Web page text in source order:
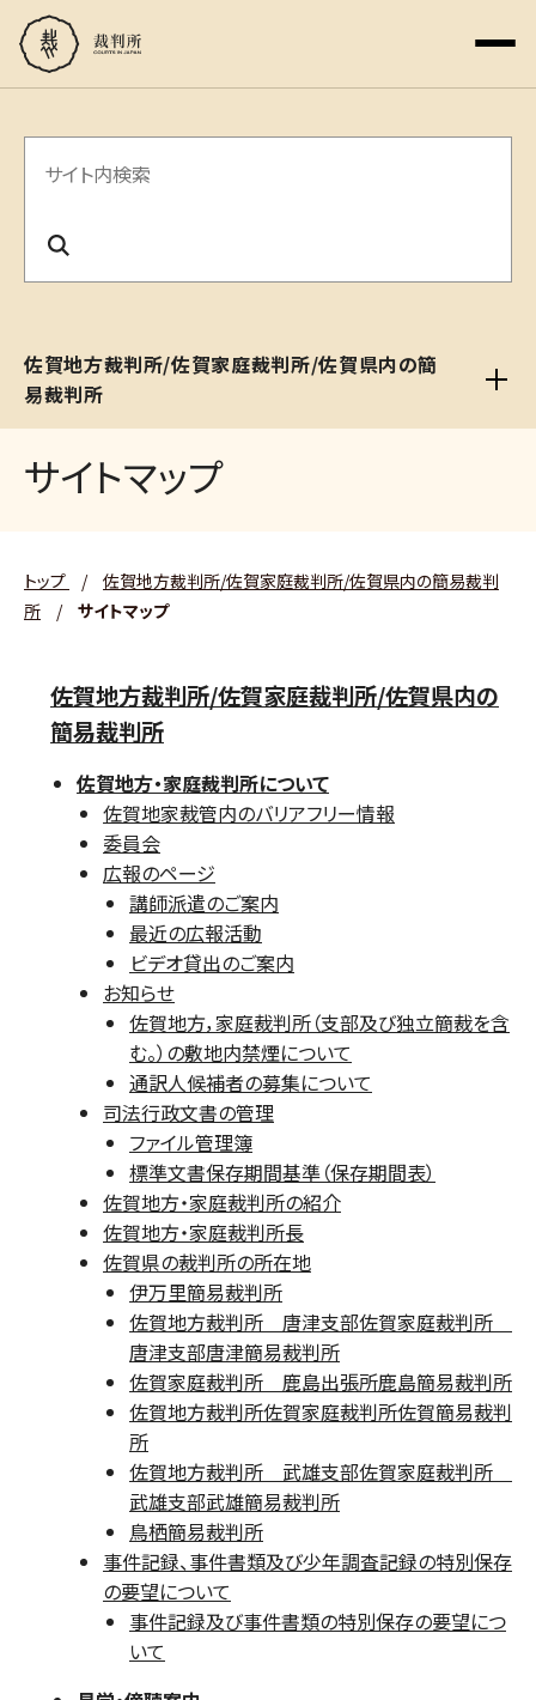
サ
内
索
佐賀地方裁判所/佐賀家庭裁判所/佐賀県内の簡
易裁判所
サイトマップ
トップ /
佐賀地方裁判所/佐賀家庭裁判所/佐賀県内の簡易裁判
所
/ サイトマップ
佐賀地方裁判所/佐賀家庭裁判所/佐賀県内の
簡易裁判所
佐賀地方・家庭裁判所について
佐賀地家裁管内のバリアフリー情報
委員会
広報のページ
講師派遣のご案内
最近の広報活動
ビデオ貸出のご案内
お知らせ
佐賀地方，家庭裁判所（支部及び独立簡裁を含
む。）の敷地内禁煙について
通訳人候補者の募集について
司法行政文書の管理
ファイル管理簿
標準文書保存期間基準（保存期間表）
佐賀地方・家庭裁判所の紹介
佐賀地方・家庭裁判所長
佐賀県の裁判所の所在地
伊万里簡易裁判所
佐賀地方裁判所 唐津支部佐賀家庭裁判所
唐津支部唐津簡易裁判所
佐賀家庭裁判所 鹿島出張所鹿島簡易裁判所
佐賀地方裁判所佐賀家庭裁判所佐賀簡易裁判
所
佐賀地方裁判所 武雄支部佐賀家庭裁判所
武雄支部武雄簡易裁判所
鳥栖簡易裁判所
事件記録、事件書類及び少年調査記録の特別保存
の要望について
事件記録及び事件書類の特別保存の要望につ
いて